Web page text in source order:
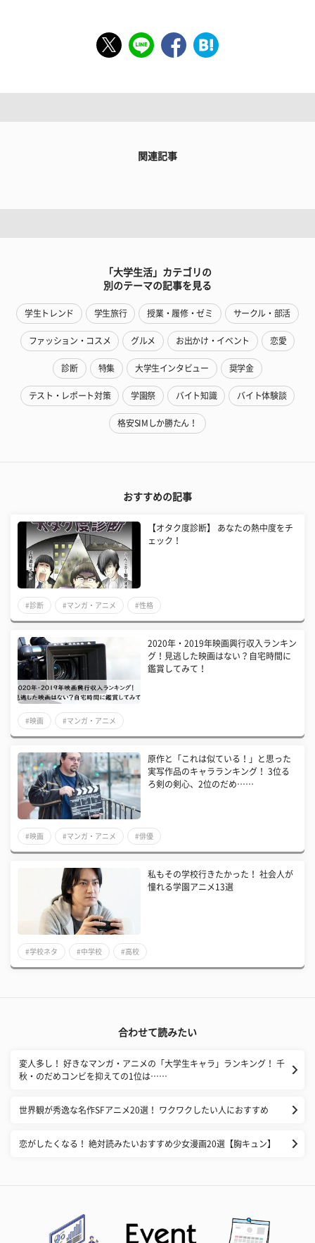
関連記事
「大学生活」カテゴリの
別のテーマの記事を見る
学生トレンド 学生旅行 授業・履修・ゼミ サークル・部活
ファッション・コスメ グルメ お出かけ・イベント 恋愛
診断 特集 大学生インタビュー 奨学金
テスト・レポート対策 学園祭 バイト知識 バイト体験談
格安SIMしか勝たん！
おすすめの記事
【オタク度診断】 あなたの熱中度をチ
ェック！
#診断 #マンガ・アニメ #性格
2020年・2019年映画興行収入ランキン
グ！見逃した映画はない？自宅時間に
鑑賞してみて！
#映画 #マンガ・アニメ
原作と「これは似ている！」と思った
実写作品のキャラランキング！ 3位る
ろ剣の剣心、2位のだめ……
#映画 #マンガ・アニメ #俳優
私もその学校行きたかった！ 社会人が
憧れる学園アニメ13選
#学校ネタ #中学校 #高校
合わせて読みたい
変人多し！ 好きなマンガ・アニメの「大学生キャラ」ランキング！ 千
秋・のだめコンビを抑えての1位は……
世界観が秀逸な名作SFアニメ20選！ ワクワクしたい人におすすめ
恋がしたくなる！ 絶対読みたいおすすめ少女漫画20選【胸キュン】